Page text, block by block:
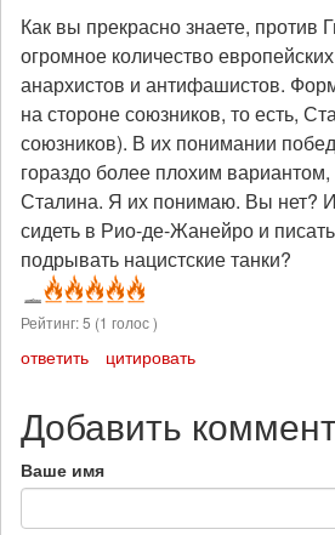
Как вы прекрасно знаете, против
огромное количество
анархистов и антифашистов.
на стороне союзников, то есть,
союзников). В их понимании
гораздо более плохим
Сталина. Я их понимаю. Вы нет?
сидеть в Рио-де-Жанейро и
подрывать нацистские танки?
Рейтинг:5 (1 голос )
ответить цитировать
Добавить
Ваше имя